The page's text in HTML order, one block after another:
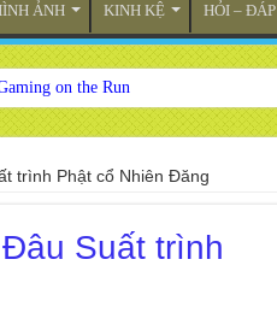
ẢNH KINH KỆ HỎI – ĐÁP
on the Run
trình Phật cổ Nhiên Đăng
Suất trình